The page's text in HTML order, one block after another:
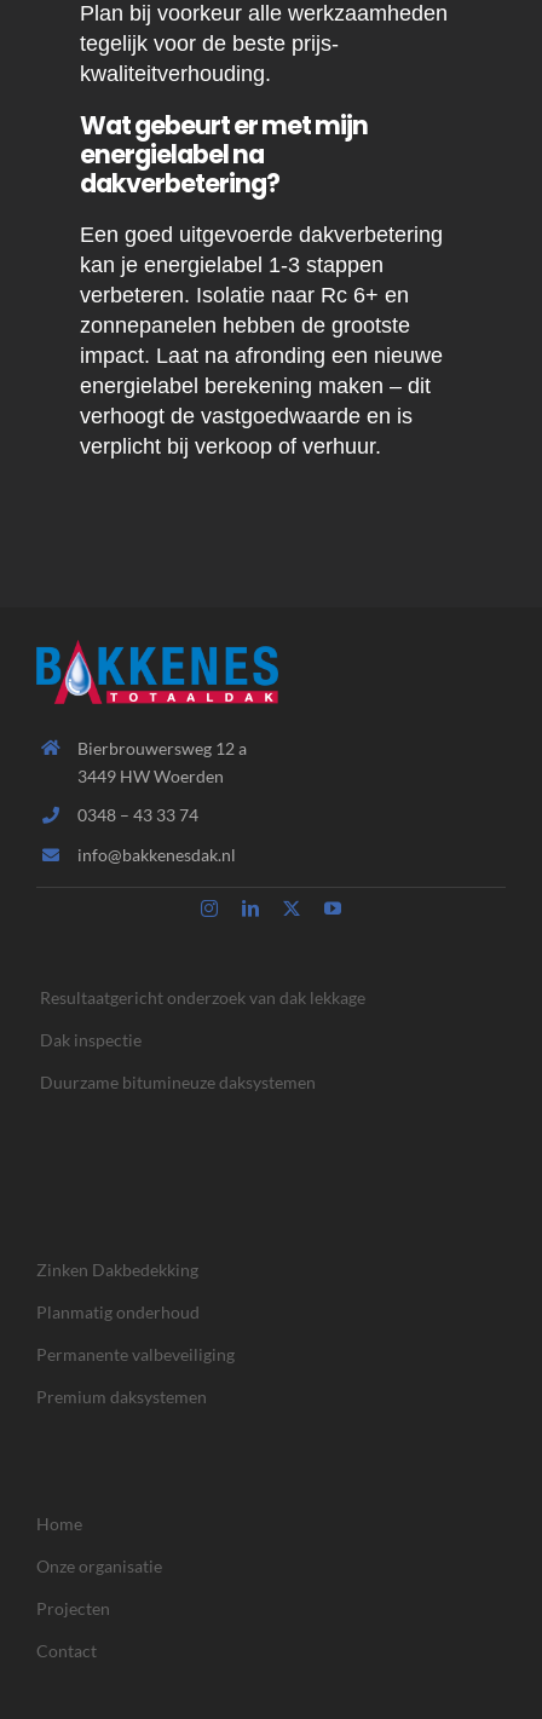
Plan bij voorkeur alle werkzaamheden
tegelijk voor de beste prijs-
kwaliteitverhouding.
Wat gebeurt er met mijn
energielabel na
dakverbetering?
Een goed uitgevoerde dakverbetering
kan je energielabel 1-3 stappen
verbeteren. Isolatie naar Rc 6+ en
zonnepanelen hebben de grootste
impact. Laat na afronding een nieuwe
energielabel berekening maken – dit
verhoogt de vastgoedwaarde en is
verplicht bij verkoop of verhuur.
Bierbrouwersweg 12 a
3449 HW Woerden
0348 – 43 33 74
info@bakkenesdak.nl
Resultaatgericht onderzoek van dak lekkage
Dak inspectie
Duurzame bitumineuze daksystemen
Zinken Dakbedekking
Planmatig onderhoud
Permanente valbeveiliging
Premium daksystemen
Home
Onze organisatie
Projecten
Contact